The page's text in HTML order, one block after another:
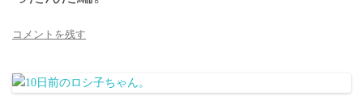
コメントを残す